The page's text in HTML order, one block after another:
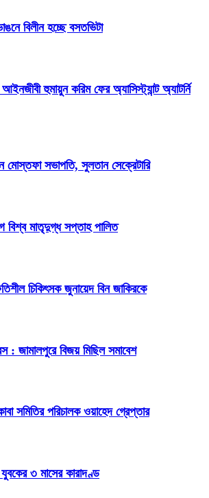
বিলীন হচ্ছে বসতভিটা
হুমায়ুন করিম ফের অ্যাসিস্ট্যান্ট অ্যাটর্নি
মোস্তফা সভাপতি, সুলতান সেক্রেটারি
বিশ্ব মাতৃদুগ্ধ সপ্তাহ পালিত
চিকিৎসক জুনায়েদ বিন জাকিরকে
জামালপুরে বিজয় মিছিল সমাবেশ
সমিতির পরিচালক ওয়াহেদ গ্রেপ্তার
৩ মাসের কারাদণ্ড